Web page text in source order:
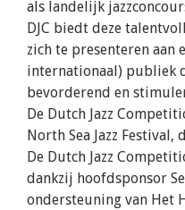
als landelijk
DJC biedt deze
zich te presenteren aan
internationaal) publiek
bevorderend en
De Dutch Jazz
North Sea Jazz Festival,
De Dutch Jazz
dankzij hoofdsponsor
ondersteuning van Het